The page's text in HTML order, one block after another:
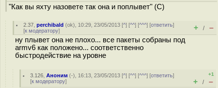
"Как вы яхту назовете так она и поплывет" (С)
2.37 ,perchibald (ok), 10:29, 23/05/2013 [^] [^^] [^^^] [ответить]
[к модератору] + / –
ну плывет она не плохо... все пакеты собраны под
armv6 как положено... соответственно
быстродействие на уровне
3.126 ,Аноним (-), 16:13, 23/05/2013 [^] [^^] [^^^] [ответить]
[к модератору]
+1
+ / –